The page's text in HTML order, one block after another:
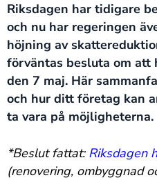
Riksdagen har tidigare
och nu har regeringen
höjning av
förväntas besluta om att
den 7 maj. Här
och hur ditt företag kan
ta vara på möjligheterna.
*Beslut fattat: Riksdagen
(renovering, ombyggnad